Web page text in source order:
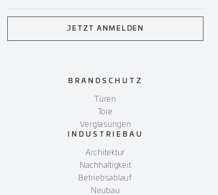
JETZT ANMELDEN
BRANDSCHUTZ
Türen
Tore
Verglasungen
INDUSTRIEBAU
Architektur
Nachhaltigkeit
Betriebsablauf
Neubau